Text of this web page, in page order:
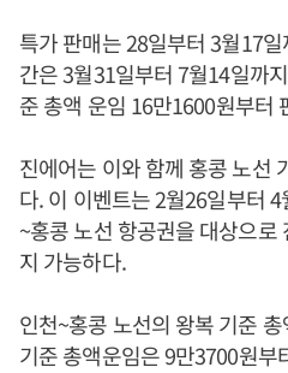
특가 판매는 28일부터 3월17
간은 3월31일부터 7월14일까
준 총액 운임 16만1600원부터
진에어는 이와 함께 홍콩 노선
다. 이 이벤트는 2월26일부터
~홍콩 노선 항공권을 대상으
지 가능하다.
인천~홍콩 노선의 왕복 기준
기준 총액운임은 9만3700원부